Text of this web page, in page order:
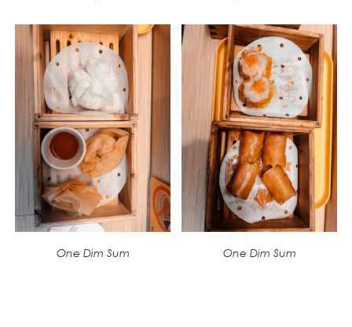
One Dim Sum One Dim Sum